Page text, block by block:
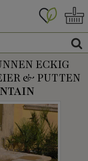
ECKIG M
& PUTTEN -